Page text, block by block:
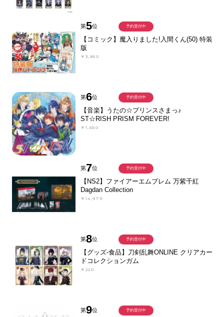
第5位
【コミック】魔入りました!入間くん(50) 特装
版
￥3,850
予約受付中
第6位
【音楽】うたの☆プリンスさまっ♪
ST☆RISH PRISM FOREVER!
￥1,650
予約受付中
第7位
【NS2】ファイアーエムブレム 万紫千紅
Dagdan Collection
￥14,979
予約受付中
第8位
【グッズ-食品】刀剣乱舞ONLINE クリアカー
ドコレクションガム
￥220
予約受付中
第9位 予約受付中